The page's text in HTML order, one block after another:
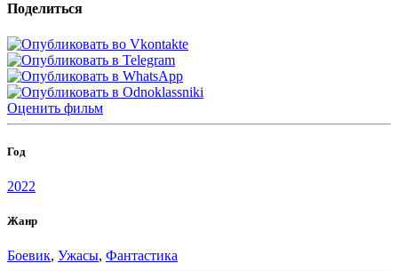
Поделиться
Оценить фильм
Год
2022
Жанр
Боевик, Ужасы, Фантастика